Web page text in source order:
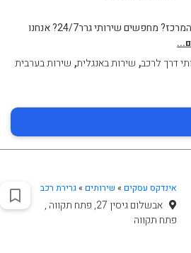
קוקים לחילוץ באזור תל אביב והמרכז? מחפשים שירותי גרר24/7? אנחנו
דרך לרכב, שירות באנגלית, שירות בערבית
אינדקס עסקים » שירותים»גרירת רכב
אבשלום גיסין 27, פתח תקווה ,
פתח תקווה